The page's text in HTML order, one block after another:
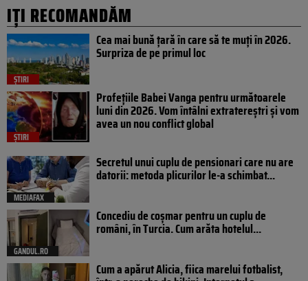
IȚI RECOMANDĂM
ȘTIRI
Cea mai bună țară în care să te muți în 2026.
Surpriza de pe primul loc
ȘTIRI
Profețiile Babei Vanga pentru următoarele
luni din 2026. Vom întâlni extratereștri și vom
avea un nou conflict global
MEDIAFAX
Secretul unui cuplu de pensionari care nu are
datorii: metoda plicurilor le-a schimbat...
GANDUL.RO
Concediu de coșmar pentru un cuplu de
români, în Turcia. Cum arăta hotelul...
Cum a apărut Alicia, fiica marelui fotbalist,